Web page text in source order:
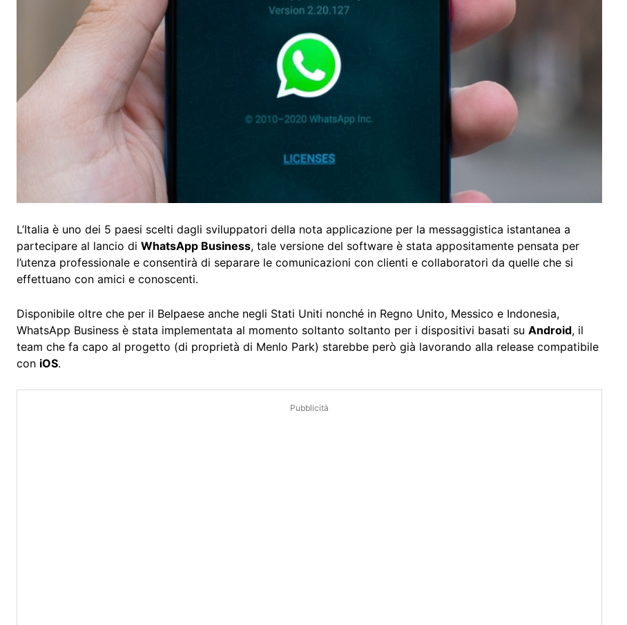
L’Italia è uno dei 5 paesi scelti dagli sviluppatori della nota applicazione per la messaggistica istantanea a
partecipare al lancio di WhatsApp Business, tale versione del software è stata appositamente pensata per
l’utenza professionale e consentirà di separare le comunicazioni con clienti e collaboratori da quelle che si
effettuano con amici e conoscenti.
Disponibile oltre che per il Belpaese anche negli Stati Uniti nonché in Regno Unito, Messico e Indonesia,
WhatsApp Business è stata implementata al momento soltanto soltanto per i dispositivi basati su Android, il
team che fa capo al progetto (di proprietà di Menlo Park) starebbe però già lavorando alla release compatibile
con iOS.
Pubblicità